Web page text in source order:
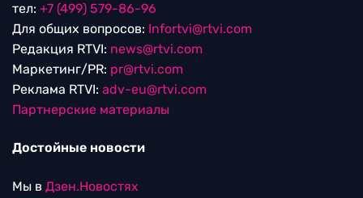
тел: +7 (499) 579-86-96
Для общих вопросов: Infortvi@rtvi.com
Редакция RTVI: news@rtvi.com
Маркетинг/PR: pr@rtvi.com
Реклама RTVI: adv-eu@rtvi.com
Партнерские материалы
Достойные новости
Мы в Дзен.Новостях